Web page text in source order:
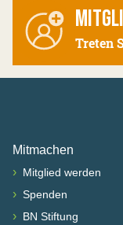
Treten
Mitmachen
› Mitglied werden
› Spenden
› BN Stiftung